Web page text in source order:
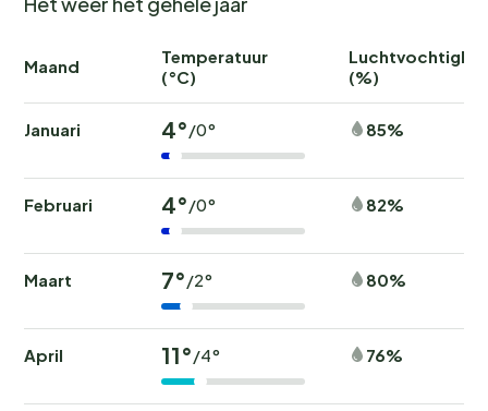
Maand
Temperatuur
(°C)
(%)
Januari 4°/0° 85%
Februari 4°/0° 82%
Maart 7°/2° 80%
April 11°/4° 76%